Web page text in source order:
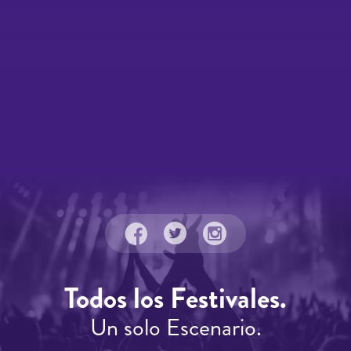
Todos los Festivales.
Un solo Escenario.